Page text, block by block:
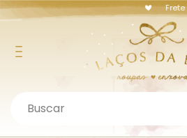
Frete